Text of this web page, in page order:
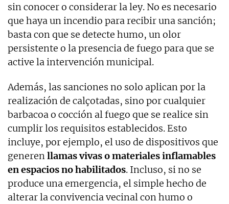
sin conocer o considerar la ley. No es necesario
que haya un incendio para recibir una sanción;
basta con que se detecte humo, un olor
persistente o la presencia de fuego para que se
active la intervención municipal.
Además, las sanciones no solo aplican por la
realización de calçotadas, sino por cualquier
barbacoa o cocción al fuego que se realice sin
cumplir los requisitos establecidos. Esto
incluye, por ejemplo, el uso de dispositivos que
generenllamas vivas o materiales inflamables
en espacios no habilitados. Incluso, si no se
produce una emergencia, el simple hecho de
alterar la convivencia vecinal con humo o